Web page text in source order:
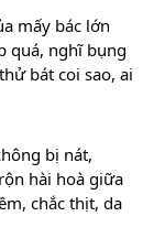
mấy bác lớn
quá, nghĩ bụng
bát coi sao, ai
bị nát,
hài hoà giữa
chắc thịt, da